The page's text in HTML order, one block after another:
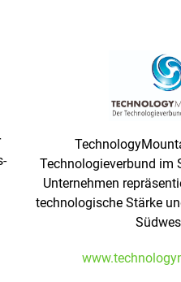
Technologieverbund im
Unternehmen
technologische Stärke